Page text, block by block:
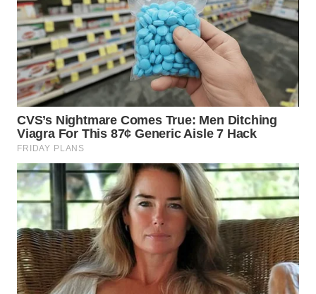
WN
SULUT
WN
MALUKU
WN
MALUT
WN
DAIRI
WN
DANAU
TOBA
WN